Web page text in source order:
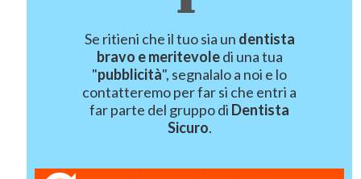
Se ritieni che il tuo sia un dentista
bravo e meritevoledi una tua
"pubblicità", segnalalo a noi e lo
contatteremo per far si che entri a
far parte del gruppo di Dentista
Sicuro.